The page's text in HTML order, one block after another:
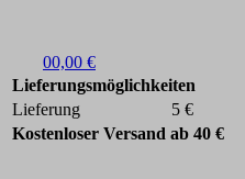
00,00 €
Lieferungsmöglichkeiten
Lieferung
5 €
Kostenloser Versand ab 40 €